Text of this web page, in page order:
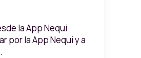
la App Nequi
por la App Nequi y a